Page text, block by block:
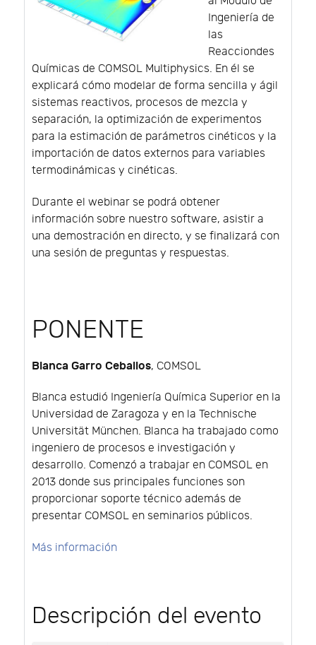
Ingeniería de
las
Reacciondes
Químicas de COMSOL Multiphysics. En él se
explicará cómo modelar de forma sencilla y ágil
sistemas reactivos, procesos de mezcla y
separación, la optimización de experimentos
para la estimación de parámetros cinéticos y la
importación de datos externos para variables
termodinámicas y cinéticas.
Durante el webinar se podrá obtener
información sobre nuestro software, asistir a
una demostración en directo, y se finalizará con
una sesión de preguntas y respuestas.
PONENTE
Blanca Garro Ceballos, COMSOL
Blanca estudió Ingeniería Química Superior en la
Universidad de Zaragoza y en la Technische
Universität München. Blanca ha trabajado como
ingeniero de procesos e investigación y
desarrollo. Comenzó a trabajar en COMSOL en
2013 donde sus principales funciones son
proporcionar soporte técnico además de
presentar COMSOL en seminarios públicos.
Más información
Descripción del evento